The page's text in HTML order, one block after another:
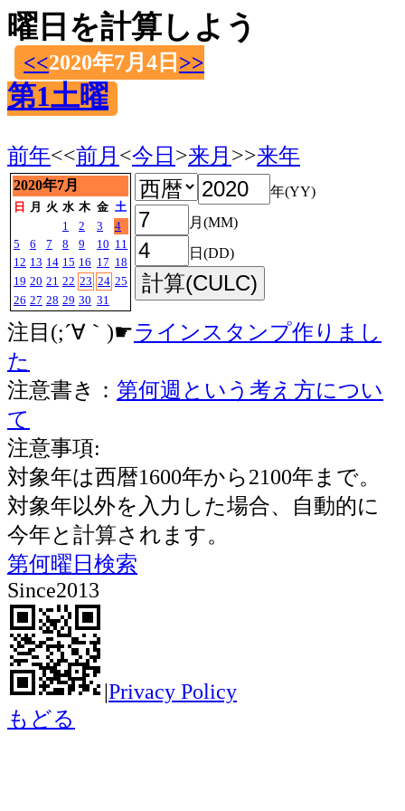
曜日を計算しよう
<<2020年7月4日 >>
第1土曜
前年<<前月 <今日 >来月 >>来年
2020年7月
日 月 火 水 木 金 土
1
2 3
4
5
6 7 8 9 10 11
12 13 14 15 16 17 18
19 20 21 22 23 24 25
26 27 28 29 30 31
年(YY)
月(MM)
日(DD)
注目(;´∀｀)☛ラインスタンプ作りまし
た
注意書き： 第何週という考え方につい
て
注意事項:
対象年は西暦1600年から2100年まで。
対象年以外を入力した場合、自動的に
今年と計算されます。
第何曜日検索
Since2013
|Privacy Policy
もどる